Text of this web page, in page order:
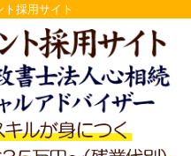
採用サイト